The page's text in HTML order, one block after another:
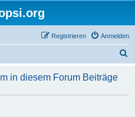
Anmelden
Registrieren
h
in diesem Forum Beiträge